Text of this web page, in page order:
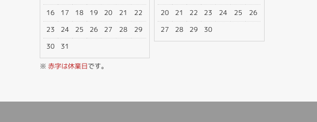
16
17 18 19 20 21
22
23
24 25 26 27 28
29
30
31
20
21 22 23 24 25
26
27
28 29 30
※ 赤字は休業日です。